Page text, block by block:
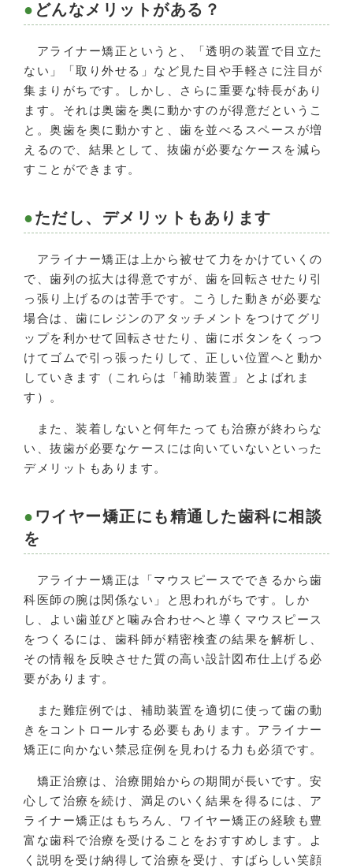
どんなメリットがある？
アライナー矯正というと、「透明の装置で目立た
ない」「取り外せる」など見た目や手軽さに注目が
集まりがちです。しかし、さらに重要な特長があり
ます。それは奥歯を奥に動かすのが得意だというこ
と。奥歯を奥に動かすと、歯を並べるスペースが増
えるので、結果として、抜歯が必要なケースを減ら
すことができます。
ただし、デメリットもあります
アライナー矯正は上から被せて力をかけていくの
で、歯列の拡大は得意ですが、歯を回転させたり引
っ張り上げるのは苦手です。こうした動きが必要な
場合は、歯にレジンのアタッチメントをつけてグリ
ップを利かせて回転させたり、歯にボタンをくっつ
けてゴムで引っ張ったりして、正しい位置へと動か
していきます（これらは「補助装置」とよばれま
す）。
また、装着しないと何年たっても治療が終わらな
い、抜歯が必要なケースには向いていないといった
デメリットもあります。
ワイヤー矯正にも精通した歯科に相談
を
アライナー矯正は「マウスピースでできるから歯
科医師の腕は関係ない」と思われがちです。しか
し、よい歯並びと噛み合わせへと導くマウスピース
をつくるには、歯科師が精密検査の結果を解析し、
その情報を反映させた質の高い設計図布仕上げる必
要があります。
また難症例では、補助装置を適切に使って歯の動
きをコントロールする必要もあります。アライナー
矯正に向かない禁忌症例を見わける力も必須です。
矯正治療は、治療開始からの期間が長いです。安
心して治療を続け、満足のいく結果を得るには、ア
ライナー矯正はもちろん、ワイヤー矯正の経験も豊
富な歯科で治療を受けることをおすすめします。よ
く説明を受け納得して治療を受け、すばらしい笑顔